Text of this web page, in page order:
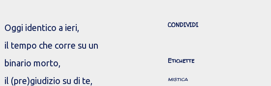
Oggi identico a ieri,
il tempo che corre su un
binario morto,
il (pre)giudizio su di te,
CONDIVIDI
Etichette
mistica